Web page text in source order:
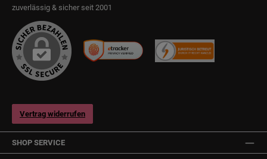
zuverlässig & sicher seit 2001
Vertrag widerrufen
SHOP SERVICE